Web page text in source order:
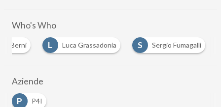
Who's Who
Berni L Luca Grassadonia S Sergio Fumagalli
Aziende
P
P4I